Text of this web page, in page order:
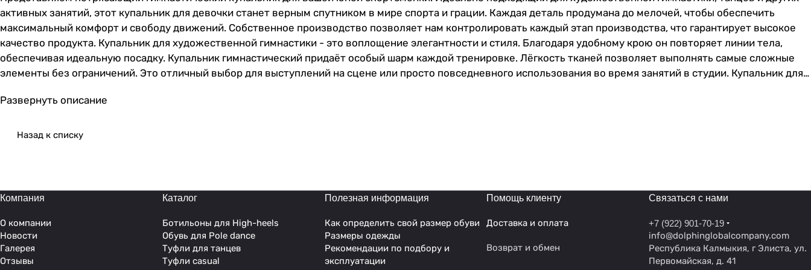
активных занятий, этот купальник для девочки станет верным спутником в мире спорта и грации. Каждая деталь продумана до мелочей, чтобы обеспечить
максимальный комфорт и свободу движений. Собственное производство позволяет нам контролировать каждый этап производства, что гарантирует высокое
качество продукта. Купальник для художественной гимнастики - это воплощение элегантности и стиля. Благодаря удобному крою он повторяет линии тела,
обеспечивая идеальную посадку. Купальник гимнастический придаёт особый шарм каждой тренировке. Лёгкость тканей позволяет выполнять самые сложные
элементы без ограничений. Это отличный выбор для выступлений на сцене или просто повседневного использования во время занятий в студии. Купальник для
Подходит как для начинающих гимнасток, так и для более опытных спортсменок. Мягкие швы предотвращают натирание кожи, а хорошо проработанные детали
гимнастике или занятия по различным видам танцев. Купальник для девочки безусловно принесёт массу положительных эмоций вашей дочке благодаря
Развернуть описание
Назад к списку
Компания
О компании
Новости
Галерея
Отзывы
Каталог
Ботильоны для High-heels
Обувь для Pole dance
Туфли для танцев
Туфли casual
Полезная информация
Как определить свой размер обуви
Размеры одежды
Рекомендации по подбору и
эксплуатации
Помощь клиенту
Доставка и оплата
Возврат и обмен
Связаться с нами
+7 (922) 901-70-19
info@dolphinglobalcompany.com
Республика Калмыкия, г Элиста, ул.
Первомайская, д. 41